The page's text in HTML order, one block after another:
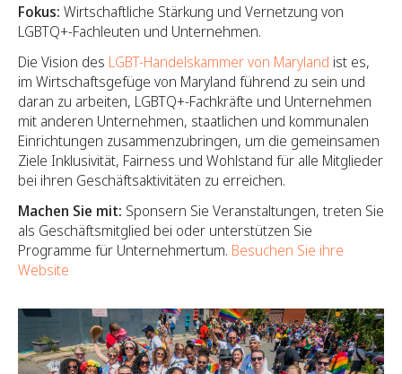
Fokus: Wirtschaftliche Stärkung und Vernetzung von
LGBTQ+-Fachleuten und Unternehmen.
Die Vision des LGBT-Handelskammer von Maryland ist es,
im Wirtschaftsgefüge von Maryland führend zu sein und
daran zu arbeiten, LGBTQ+-Fachkräfte und Unternehmen
mit anderen Unternehmen, staatlichen und kommunalen
Einrichtungen zusammenzubringen, um die gemeinsamen
Ziele Inklusivität, Fairness und Wohlstand für alle Mitglieder
bei ihren Geschäftsaktivitäten zu erreichen.
Machen Sie mit: Sponsern Sie Veranstaltungen, treten Sie
als Geschäftsmitglied bei oder unterstützen Sie
Programme für Unternehmertum. Besuchen Sie ihre
Website